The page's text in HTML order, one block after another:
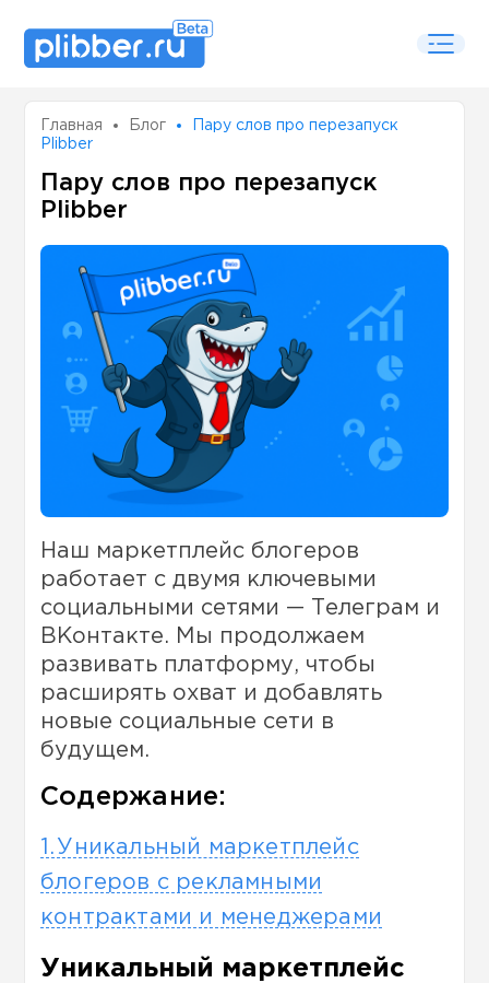
Главная Блог
Пару слов про перезапуск
Plibber
Пару слов про перезапуск
Plibber
Наш маркетплейс блогеров
работает с двумя ключевыми
социальными сетями — Телеграм и
ВКонтакте. Мы продолжаем
развивать платформу, чтобы
расширять охват и добавлять
новые социальные сети в
будущем.
Содержание:
Уникальный маркетплейс
блогеров с рекламными
контрактами и менеджерами
Уникальный маркетплейс